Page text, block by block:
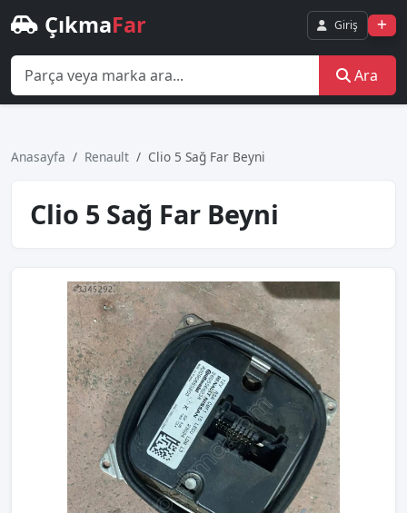
ÇıkmaFar Giriş
Ara
Anasayfa Renault Clio 5 Sağ Far Beyni
Clio 5 Sağ Far Beyni